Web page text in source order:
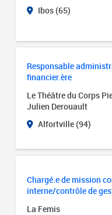
Ibos (65)
Responsable
financier.ère
Le Théâtre du Corps
Julien Derouault
Alfortville (94)
Chargé.e de mission
interne/contrôle de
La Femis